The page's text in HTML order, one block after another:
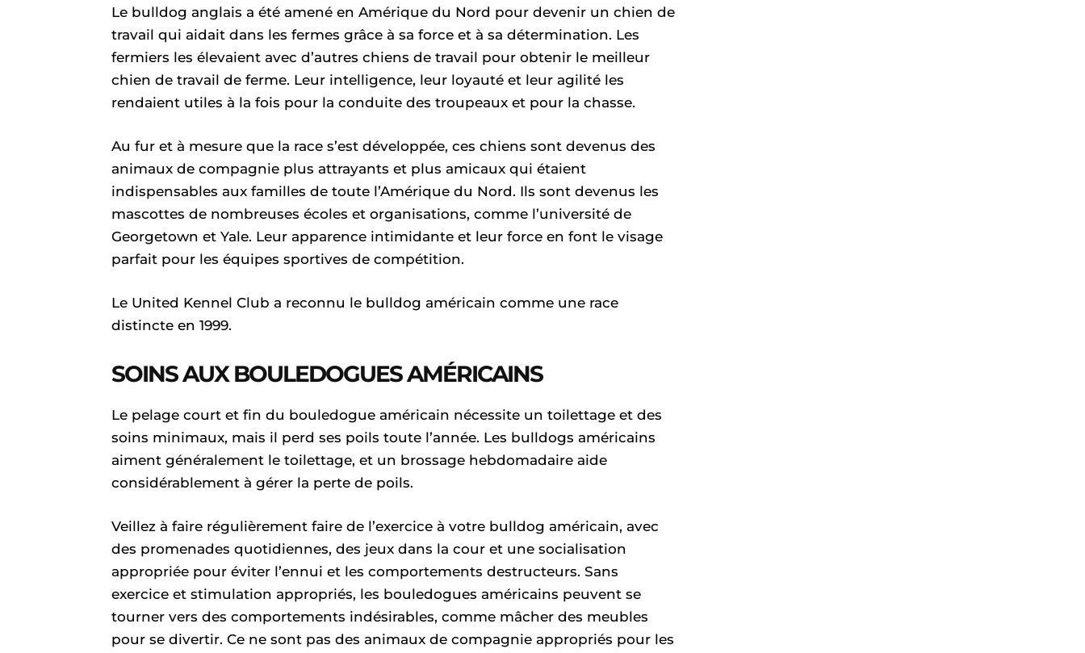
Le bulldog anglais a été amené en Amérique du Nord pour devenir un chien de
travail qui aidait dans les fermes grâce à sa force et à sa détermination. Les
fermiers les élevaient avec d’autres chiens de travail pour obtenir le meilleur
chien de travail de ferme. Leur intelligence, leur loyauté et leur agilité les
rendaient utiles à la fois pour la conduite des troupeaux et pour la chasse.
Au fur et à mesure que la race s’est développée, ces chiens sont devenus des
animaux de compagnie plus attrayants et plus amicaux qui étaient
indispensables aux familles de toute l’Amérique du Nord. Ils sont devenus les
mascottes de nombreuses écoles et organisations, comme l’université de
Georgetown et Yale. Leur apparence intimidante et leur force en font le visage
parfait pour les équipes sportives de compétition.
Le United Kennel Club a reconnu le bulldog américain comme une race
distincte en 1999.
SOINS AUX BOULEDOGUES AMÉRICAINS
Le pelage court et fin du bouledogue américain nécessite un toilettage et des
soins minimaux, mais il perd ses poils toute l’année. Les bulldogs américains
aiment généralement le toilettage, et un brossage hebdomadaire aide
considérablement à gérer la perte de poils.
Veillez à faire régulièrement faire de l’exercice à votre bulldog américain, avec
des promenades quotidiennes, des jeux dans la cour et une socialisation
appropriée pour éviter l’ennui et les comportements destructeurs. Sans
exercice et stimulation appropriés, les bouledogues américains peuvent se
tourner vers des comportements indésirables, comme mâcher des meubles
pour se divertir. Ce ne sont pas des animaux de compagnie appropriés pour les